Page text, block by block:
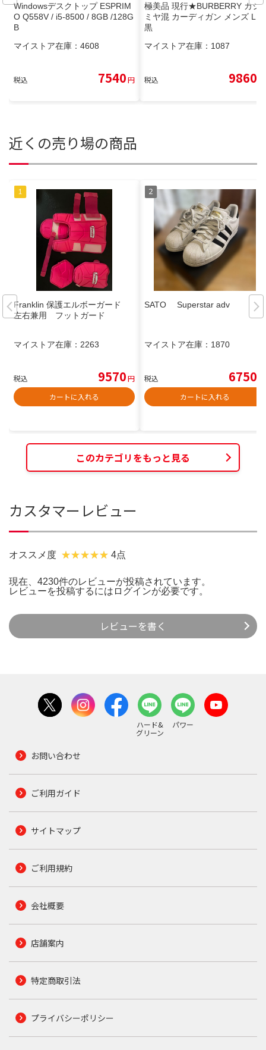
Windowsデスクトップ ESPRIM
O Q558V / i5-8500 / 8GB /128G
B
マイストア在庫： 4608
税込 7540円
極美品 現行★BURBERRY カシ
ミヤ混 カーディガン メンズ L
黒
マイストア在庫： 1087
税込 9860
近くの売り場の商品
Franklin 保護エルボーガード
左右兼用 フットガード
マイストア在庫： 2263
税込 9570円
カートに入れる
SATO Superstar adv
マイストア在庫： 1870
税込 6750
カートに入れる
このカテゴリをもっと見る
カスタマーレビュー
オススメ度 4点
現在、4230件のレビューが投稿されています。
レビューを投稿するには ログインが必要です。
レビューを書く
ハード&
グリーン
パワー
お問い合わせ
ご利用ガイド
サイトマップ
ご利用規約
会社概要
店舗案内
特定商取引法
プライバシーポリシー